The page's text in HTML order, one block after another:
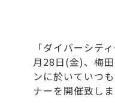
「ダイバーシテ
月28日(金)、梅
ンに於いていつ
ナーを開催致しま